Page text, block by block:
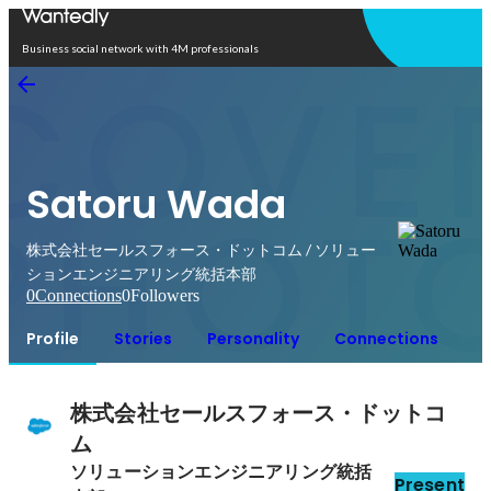
Business social network with 4M professionals
Satoru Wada
株式会社セールスフォース・ドットコム / ソリュー
ションエンジニアリング統括本部
0Connections0Followers
Profile Stories Personality Connections
株式会社セールスフォース・ドットコ
ム
ソリューションエンジニアリング統括
Present